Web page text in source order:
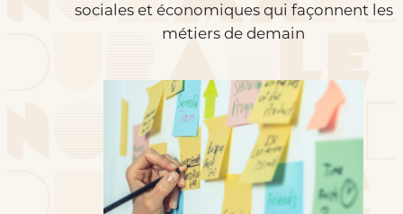
sociales et économiques qui façonnent les
métiers de demain